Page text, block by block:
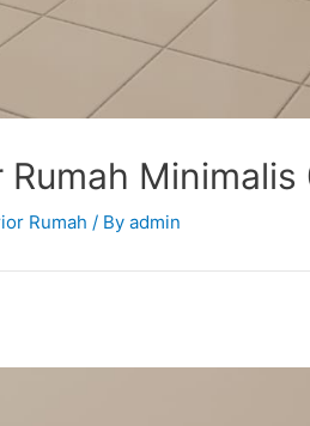
Rumah / By admin